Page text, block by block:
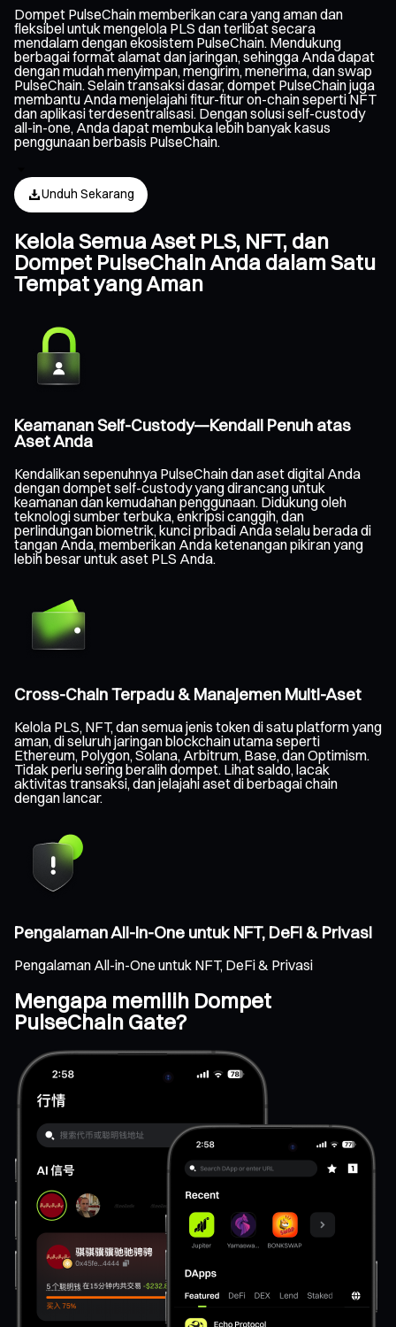
Dompet PulseChain memberikan cara yang aman dan
fleksibel untuk mengelola PLS dan terlibat secara
mendalam dengan ekosistem PulseChain. Mendukung
berbagai format alamat dan jaringan, sehingga Anda dapat
dengan mudah menyimpan, mengirim, menerima, dan swap
PulseChain. Selain transaksi dasar, dompet PulseChain juga
membantu Anda menjelajahi fitur-fitur on-chain seperti NFT
dan aplikasi terdesentralisasi. Dengan solusi self-custody
all-in-one, Anda dapat membuka lebih banyak kasus
penggunaan berbasis PulseChain.
Unduh Sekarang
Kelola Semua Aset PLS, NFT, dan
Dompet PulseChain Anda dalam Satu
Tempat yang Aman
Keamanan Self-Custody—Kendali Penuh atas
Aset Anda
Kendalikan sepenuhnya PulseChain dan aset digital Anda
dengan dompet self-custody yang dirancang untuk
keamanan dan kemudahan penggunaan. Didukung oleh
teknologi sumber terbuka, enkripsi canggih, dan
perlindungan biometrik, kunci pribadi Anda selalu berada di
tangan Anda, memberikan Anda ketenangan pikiran yang
lebih besar untuk aset PLS Anda.
Cross-Chain Terpadu & Manajemen Multi-Aset
Kelola PLS, NFT, dan semua jenis token di satu platform yang
aman, di seluruh jaringan blockchain utama seperti
Ethereum, Polygon, Solana, Arbitrum, Base, dan Optimism.
Tidak perlu sering beralih dompet. Lihat saldo, lacak
aktivitas transaksi, dan jelajahi aset di berbagai chain
dengan lancar.
Pengalaman All-in-One untuk NFT, DeFi & Privasi
Pengalaman All-in-One untuk NFT, DeFi & Privasi
Mengapa memilih Dompet
PulseChain Gate?